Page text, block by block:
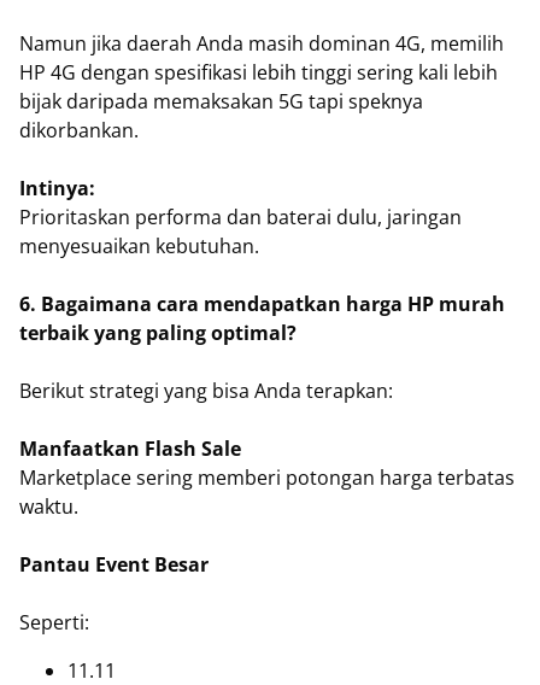
Namun jika daerah Anda masih dominan 4G, memilih
HP 4G dengan spesifikasi lebih tinggi sering kali lebih
bijak daripada memaksakan 5G tapi speknya
dikorbankan.
Intinya:
Prioritaskan performa dan baterai dulu, jaringan
menyesuaikan kebutuhan.
6. Bagaimana cara mendapatkan harga HP murah
terbaik yang paling optimal?
Berikut strategi yang bisa Anda terapkan:
Manfaatkan Flash Sale
Marketplace sering memberi potongan harga terbatas
waktu.
Pantau Event Besar
Seperti:
11.11